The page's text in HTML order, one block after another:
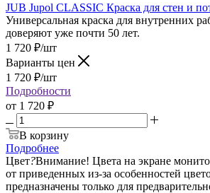
JUB Jupol CLASSIC Краска для стен и
Универсальная краска для внутренних
доверяют уже почти 50 лет.
1 720 ₽/шт
Варианты цен
1 720 ₽/шт
Подробности
от 1 720 ₽
В корзину
Подробнее
Цвет?Внимание! Цвета на экране
от приведенных из-за особенностей
предназначены только для